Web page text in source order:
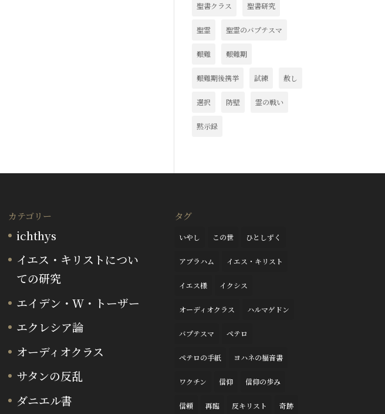
聖書クラス 聖書研究
聖霊 聖霊のバプテスマ
艱難 艱難期
艱難期後携挙 試練 赦し
選択 防壁 霊の戦い
黙示録
カテゴリー
ichthys
イエス・キリストについ
ての研究
エイデン・W・トーザー
エクレシア論
オーディオクラス
サタンの反乱
ダニエル書
タグ
いやし この世 ひとしずく
アブラハム イエス・キリスト
イエス様 イクシス
オーディオクラス ハルマゲドン
バプテスマ ペテロ
ペテロの手紙 ヨハネの福音書
ワクチン 信仰 信仰の歩み
信頼 再臨 反キリスト 奇跡